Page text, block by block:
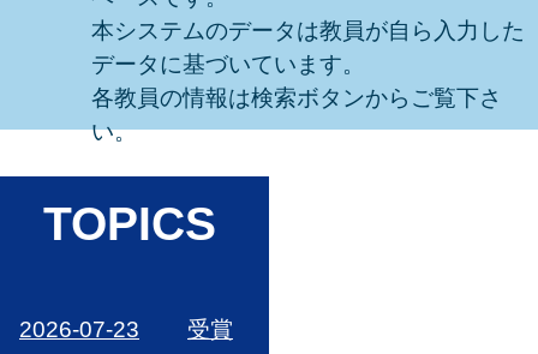
本システムのデータは教員が自ら入力した
データに基づいています。
各教員の情報は検索ボタンからご覧下さ
い。
TOPICS
2026-07-23
受賞